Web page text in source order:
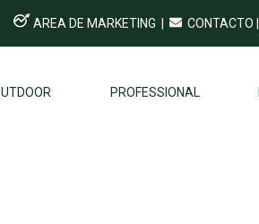
AREA DE MARKETING | CONTACTO
PROFESSIONAL